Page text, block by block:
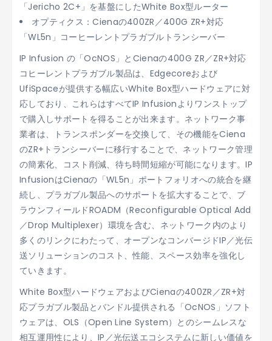
「Jericho 2C+」を基盤にしたWhite Box型ルーター
オプティクス：Cienaの400ZR／400G ZR+対応
「WL5n」コーヒーレントプラガブルトランシーバー
IP Infusion の「OcNOS」とCienaの400G ZR／ZR+対応
コヒーレントプラガブル製品は、Edgecoreおよび
UfiSpaceが提供する幅広いWhite Box型ハードウェアに対
応しており、これらはすべてIP Infusionよりワンストップ
で購入しサポートを得ることが出来ます。ネットワーク事
業者は、トランスポンダーを交換して、その機能をCiena
のZR+トランシーバーに移行することで、ネットワーク管理
の簡素化、コスト削減、待ち時間短縮が可能になります。IP
InfusionはCienaの「WL5n」ポートフォリオへの統合を継
続し、プラガブル製品へのサポートを拡大することで、ブ
ラウンフィールドROADM（Reconfigurable Optical Add
／Drop Multiplexer）環境を含む、ネットワーク内のより
多くのリンクにわたって、オープンなコンバージドIP／光伝
送ソリューションのコスト、性能、スペース効率を強化し
ていきます。
White Box型ハードウェアおよびCienaの400ZR／ZR+対
応プラガブル製品とバンドル提供される「OcNOS」ソフト
ウェアは、OLS（Open Line System）とのシームレスな
相互運用性により、IP／光伝送エコシステムに新しい価値を